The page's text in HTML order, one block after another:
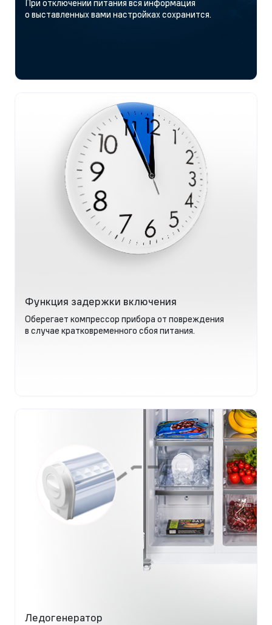
При отключении питания вся информация
о выставленных вами настройках сохранится.
Функция задержки включения
Оберегает компрессор прибора от повреждения
в случае кратковременного сбоя питания.
Ледогенератор